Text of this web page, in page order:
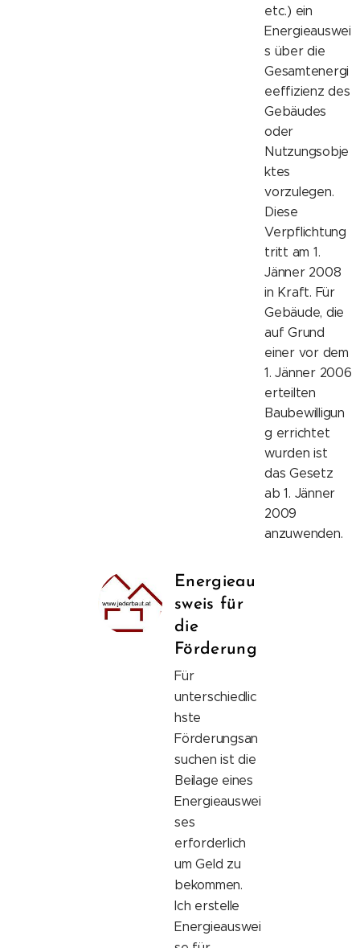
etc.) ein
Energieauswei
s über die
Gesamtenergi
eeffizienz des
Gebäudes
oder
Nutzungsobje
ktes
vorzulegen.
Diese
Verpflichtung
tritt am 1.
Jänner 2008
in Kraft. Für
Gebäude, die
auf Grund
einer vor dem
1. Jänner 2006
erteilten
Baubewilligun
g errichtet
wurden ist
das Gesetz
ab 1. Jänner
2009
anzuwenden.
Energieau
sweis für
die
Förderung
Für
unterschiedlic
hste
Förderungsan
suchen ist die
Beilage eines
Energieauswei
ses
erforderlich
um Geld zu
bekommen.
Ich erstelle
Energieauswei